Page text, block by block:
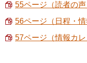
55ページ（読者の
56ページ（日程・
57ページ（情報カ